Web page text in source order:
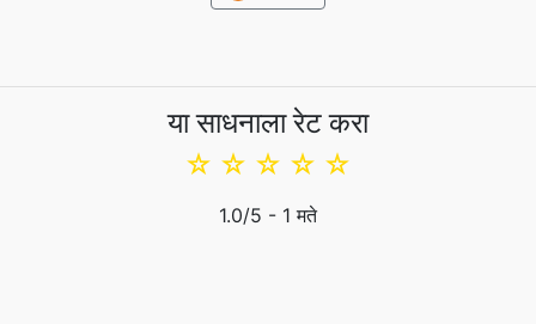
या साधनाला रेट करा
☆
☆
☆
☆
☆
1.0/5 - 1 मते